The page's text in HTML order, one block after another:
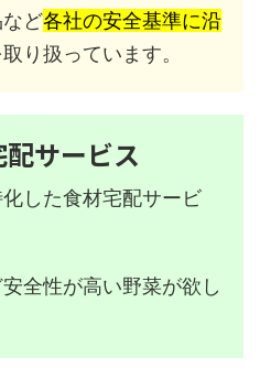
ど各社の安全基準に沿
取り扱っています。
サービス
した食材宅配サービ
全性が高い野菜が欲し